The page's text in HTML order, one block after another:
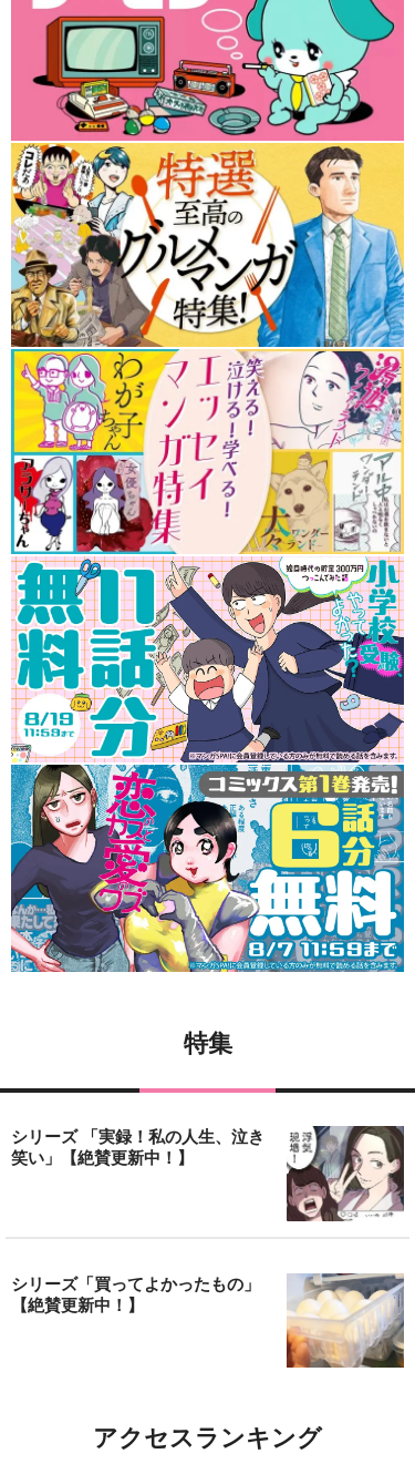
特集
シリーズ 「実録！私の人生、泣き
笑い」【絶賛更新中！】
シリーズ「買ってよかったもの」
【絶賛更新中！】
アクセスランキング